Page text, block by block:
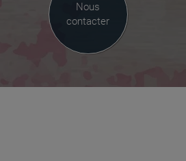
Nous
contacter